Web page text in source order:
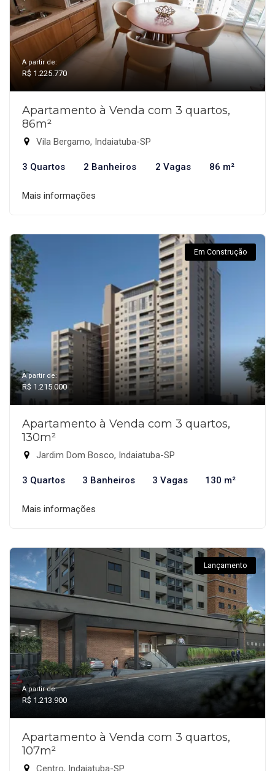
A partir de:
R$ 1.225.770
Apartamento à Venda com 3 quartos,
86m²
Vila Bergamo, Indaiatuba-SP
3 Quartos 2 Banheiros 2 Vagas 86 m²
Mais informações
Em Construção
A partir de:
R$ 1.215.000
Apartamento à Venda com 3 quartos,
130m²
Jardim Dom Bosco, Indaiatuba-SP
3 Quartos 3 Banheiros 3 Vagas 130 m²
Mais informações
Lançamento
A partir de:
R$ 1.213.900
Apartamento à Venda com 3 quartos,
107m²
Centro, Indaiatuba-SP